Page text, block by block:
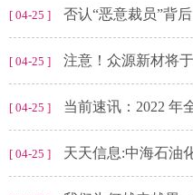
[ 04-25 ] 否认“恶意裁员”背后
[ 04-25 ] 注意！众源新材将
[ 04-25 ] 当前速讯：2022 年全国海关采取知识产
[ 04-25 ] 天天信息:中海石油化学